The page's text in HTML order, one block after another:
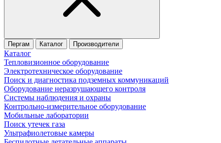
Пергам Каталог Производители
Каталог
Тепловизионное оборудование
Электротехническое оборудование
Поиск и диагностика подземных коммуникаций
Оборудование неразрушающего контроля
Системы наблюдения и охраны
Контрольно-измерительное оборудование
Мобильные лаборатории
Поиск утечек газа
Ультрафиолетовые камеры